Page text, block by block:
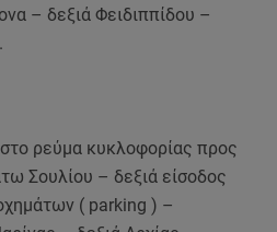
– δεξιά Φειδιππίδου –
ρεύμα κυκλοφορίας προς
Σουλίου – δεξιά είσοδος
( parking ) –